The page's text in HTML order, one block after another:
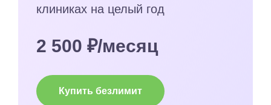
клиниках на целый год
2 500 ₽/месяц
Купить безлимит